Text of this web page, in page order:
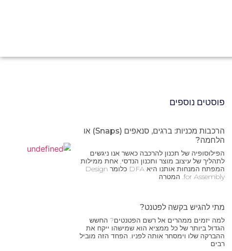
פוסטים נוספים
הרכבות מכניות: ברגים, סנאפים (Snaps) או
הלחמה?
הפילוסופיה של תכנון להרכבה כאשר אנו ניגשים
לתהליך של עיצוב מוצר ותכנון הנדסי, אחת ממילות
המפתח המנחות אותנו היא DFA כלומר Design
for Assembly. המטרה
מתי להגיש בקשה לפטנט?
למה יזמים ממהרים אל רשם הפטנטים? החשש
הגדול ביותר של כל ממציא הוא שמישהו ייקח את
ההברקה שלו וימסחר אותה לפניו. הפחד הזה מוביל
רבים